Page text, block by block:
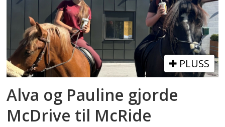
PLUSS
Alva og Pauline gjorde
McDrive til McRide